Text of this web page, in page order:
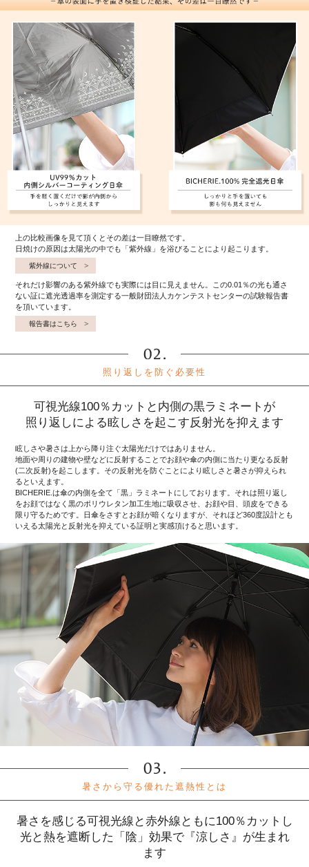
上の比較画像を見て頂くとその差は一目瞭然です。
日焼けの原因は太陽光の中でも「紫外線」を浴びることにより起こります。
紫外線について
それだけ影響のある紫外線でも実際には目に見えません。この0.01％の光も通さ
ない証に遮光透過率を測定する一般財団法人カケンテストセンターの試験報告書
を頂いています。
報告書はこちら
照り返しを防ぐ必要性
可視光線100％カットと内側の黒ラミネートが
照り返しによる眩しさを起こす反射光を抑えます
眩しさや暑さは上から降り注ぐ太陽光だけではありません。
地面や周りの建物や壁などに反射することでお顔や傘の内側に当たり更なる反射
(二次反射)を起こします。その反射光を防ぐことにより眩しさと暑さが抑えられ
るといえます。
BICHERIE.は傘の内側を全て「黒」ラミネートにしております。それは照り返し
をお顔ではなく黒のポリウレタン加工生地に吸収させ、お顔や目、頭皮をできる
限り守るためです。日傘をさすとお顔が暗くなりますが、それほど360度設計とも
いえる太陽光と反射光を抑えている証明と実感頂けると思います。
暑さから守る優れた遮熱性とは
暑さを感じる可視光線と赤外線ともに100％カットし
光と熱を遮断した「陰」効果で『涼しさ』が生まれ
ます